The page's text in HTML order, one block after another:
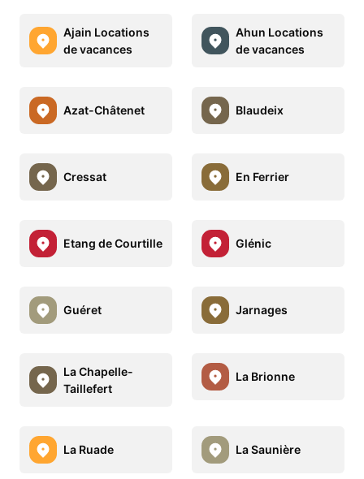
Ajain Locations
de vacances
Ahun Locations
de vacances
Azat-Châtenet Blaudeix
Cressat En Ferrier
Etang de Courtille Glénic
Guéret Jarnages
La Chapelle-
Taillefert
La Brionne
La Ruade La Saunière